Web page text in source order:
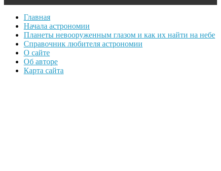
Главная
Начала астрономии
Планеты невооруженным глазом и как их найти на небе
Справочник любителя астрономии
О сайте
Об авторе
Карта сайта